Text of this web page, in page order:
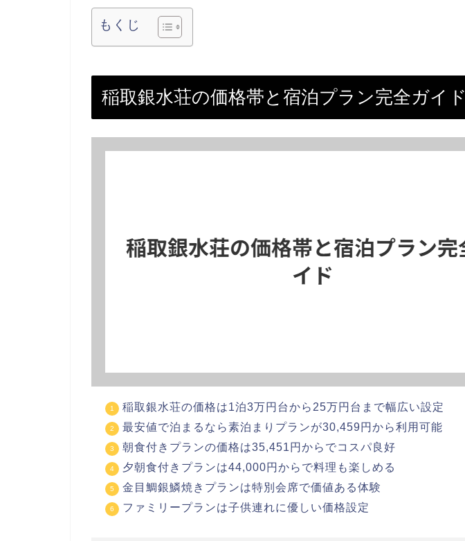
もくじ
稲取銀水荘の価格帯と宿泊プラン完全ガイド
稲取銀水荘の価格は1泊3万円台から25万円台まで幅広い設定
最安値で泊まるなら素泊まりプランが30,459円から利用可能
朝食付きプランの価格は35,451円からでコスパ良好
夕朝食付きプランは44,000円からで料理も楽しめる
金目鯛銀鱗焼きプランは特別会席で価値ある体験
ファミリープランは子供連れに優しい価格設定